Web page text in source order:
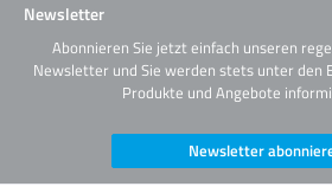
Newsletter
Abonnieren Sie jetzt einfach unseren
Newsletter und Sie werden stets unter den
Produkte und Angebote
Newsletter